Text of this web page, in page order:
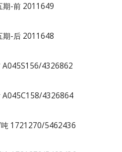
期-前 2011649
期-后 2011648
A045S156/4326862
A045C158/4326864
吨 1721270/5462436